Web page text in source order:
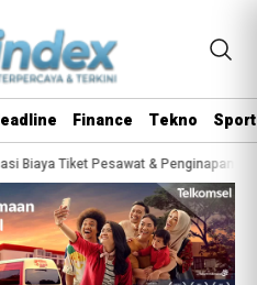
Finance Tekno Sport
& Penginapan yang Wajib